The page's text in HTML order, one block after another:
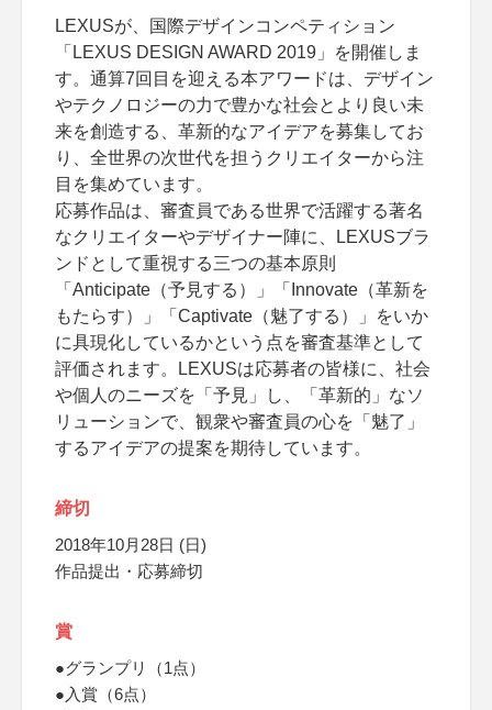
LEXUSが、国際デザインコンペティション
「LEXUS DESIGN AWARD 2019」を開催しま
す。通算7回目を迎える本アワードは、デザイン
やテクノロジーの力で豊かな社会とより良い未
来を創造する、革新的なアイデアを募集してお
り、全世界の次世代を担うクリエイターから注
目を集めています。
応募作品は、審査員である世界で活躍する著名
なクリエイターやデザイナー陣に、LEXUSブラ
ンドとして重視する三つの基本原則
「Anticipate（予見する）」「Innovate（革新を
もたらす）」「Captivate（魅了する）」をいか
に具現化しているかという点を審査基準として
評価されます。LEXUSは応募者の皆様に、社会
や個人のニーズを「予見」し、「革新的」なソ
リューションで、観衆や審査員の心を「魅了」
するアイデアの提案を期待しています。
締切
2018年10月28日 (日)
作品提出・応募締切
賞
●グランプリ（1点）
●入賞（6点）